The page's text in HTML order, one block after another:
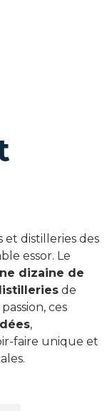
et distilleries des
essor. Le
dizaine de
de
ces
,
faire unique et